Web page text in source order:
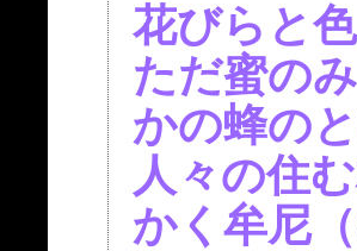
花びらと
ただ蜜の
かの蜂の
人々の住
かく牟尼